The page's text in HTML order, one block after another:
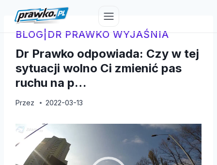
treściBLOG| DR PRAWKO WYJAŚNIA
Dr Prawko odpowiada: Czy w tej
sytuacji wolno Ci zmienić pas
ruchu na p…
Przez 2022-03-13
O
d